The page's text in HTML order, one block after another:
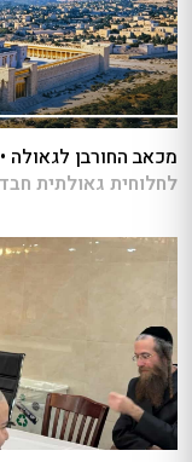
מכאב החורבן לגאולה
לחלוחית גאולתית חבד